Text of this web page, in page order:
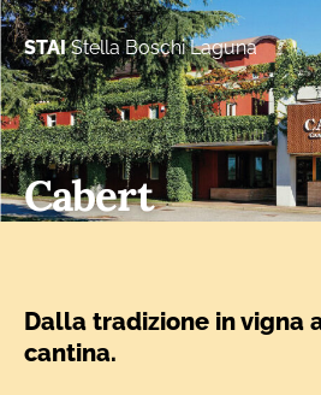
STAIStella Boschi Laguna
Cabert
Dalla tradizione in vigna
cantina.